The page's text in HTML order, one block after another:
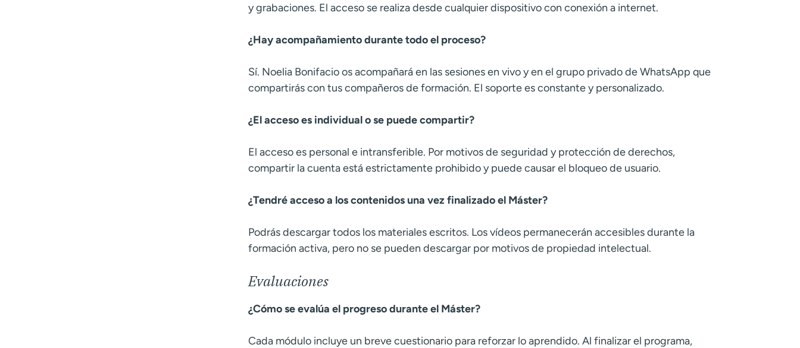
y grabaciones. El acceso se realiza desde cualquier dispositivo con conexión a internet.
¿Hay acompañamiento durante todo el proceso?
Sí. Noelia Bonifacio os acompañará en las sesiones en vivo y en el grupo privado de WhatsApp que
compartirás con tus compañeros de formación. El soporte es constante y personalizado.
¿El acceso es individual o se puede compartir?
El acceso es personal e intransferible. Por motivos de seguridad y protección de derechos,
compartir la cuenta está estrictamente prohibido y puede causar el bloqueo de usuario.
¿Tendré acceso a los contenidos una vez finalizado el Máster?
Podrás descargar todos los materiales escritos. Los vídeos permanecerán accesibles durante la
formación activa, pero no se pueden descargar por motivos de propiedad intelectual.
Evaluaciones
¿Cómo se evalúa el progreso durante el Máster?
Cada módulo incluye un breve cuestionario para reforzar lo aprendido. Al finalizar el programa,